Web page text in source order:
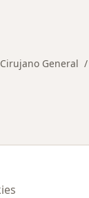
Cirujano General